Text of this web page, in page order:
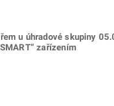
u úhradové skupiny
zařízením